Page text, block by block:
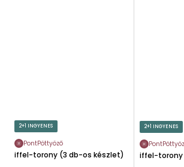
2+1 INGYENES
PontPöttyöző
Eiffel-torony (3 db-os készlet)
2+1 INGYENES
Eiffel-torony